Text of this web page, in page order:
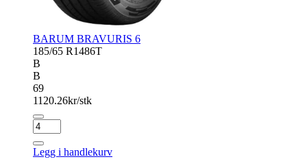
BARUM BRAVURIS 6
185/65 R1486T
B
B
69
1120.26kr/stk
BARUM
BRAVURIS
6
antall
Legg i handlekurv